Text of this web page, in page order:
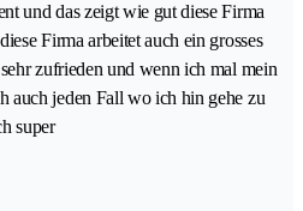
und das zeigt wie gut diese Firma
Firma arbeitet auch ein grosses
zufrieden und wenn ich mal mein
auch jeden Fall wo ich hin gehe zu
super